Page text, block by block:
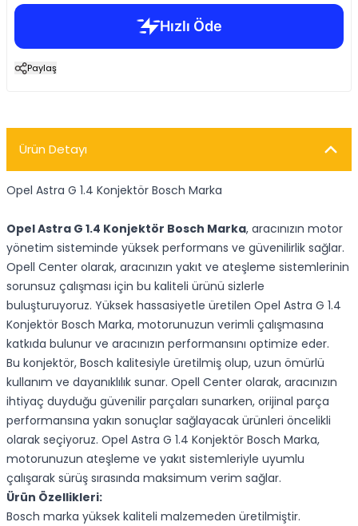
Paylaş
Ürün Detayı
Opel Astra G 1.4 Konjektör Bosch Marka
Opel Astra G 1.4 Konjektör Bosch Marka, aracınızın motor
yönetim sisteminde yüksek performans ve güvenilirlik sağlar.
Opell Center olarak, aracınızın yakıt ve ateşleme sistemlerinin
sorunsuz çalışması için bu kaliteli ürünü sizlerle
buluşturuyoruz. Yüksek hassasiyetle üretilen Opel Astra G 1.4
Konjektör Bosch Marka, motorunuzun verimli çalışmasına
katkıda bulunur ve aracınızın performansını optimize eder.
Bu konjektör, Bosch kalitesiyle üretilmiş olup, uzun ömürlü
kullanım ve dayanıklılık sunar. Opell Center olarak, aracınızın
ihtiyaç duyduğu güvenilir parçaları sunarken, orijinal parça
performansına yakın sonuçlar sağlayacak ürünleri öncelikli
olarak seçiyoruz. Opel Astra G 1.4 Konjektör Bosch Marka,
motorunuzun ateşleme ve yakıt sistemleriyle uyumlu
çalışarak sürüş sırasında maksimum verim sağlar.
Ürün Özellikleri:
Bosch marka yüksek kaliteli malzemeden üretilmiştir.